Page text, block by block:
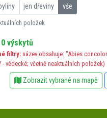
jen dřeviny vše
položek
výskytů
filtry: název obsahuje: "Abies
- vědecké; včetně neaktuálních položek)
Zobrazit vybrané na mapě